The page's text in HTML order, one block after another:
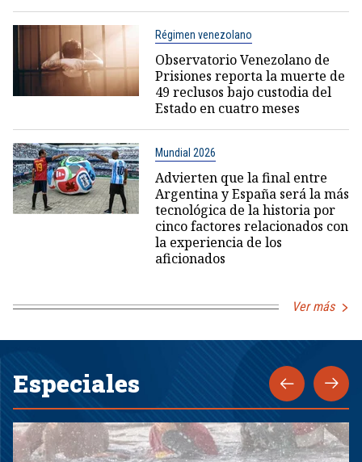
Régimen venezolano
Observatorio Venezolano de
Prisiones reporta la muerte de
49 reclusos bajo custodia del
Estado en cuatro meses
Mundial 2026
Advierten que la final entre
Argentina y España será la más
tecnológica de la historia por
cinco factores relacionados con
la experiencia de los
aficionados
Ver más
Especiales